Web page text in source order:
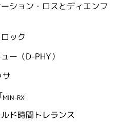
ション・ロスとディエンフ
ック
ー（D-PHY）
サ
MIN-RX
ド時間トレランス